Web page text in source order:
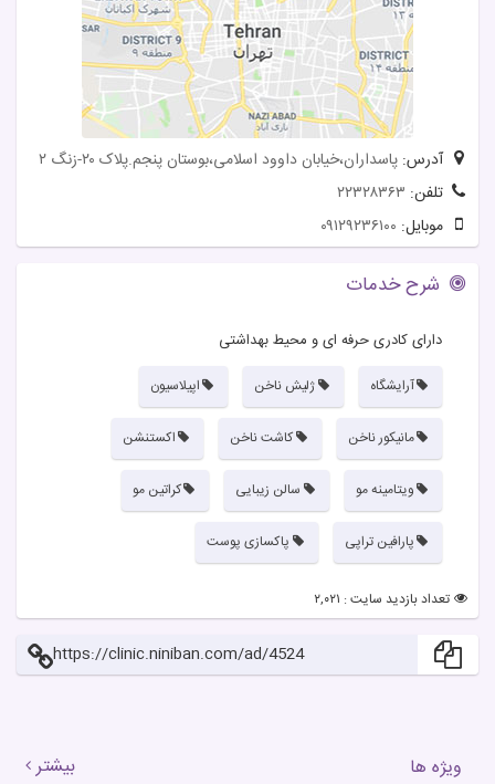
آدرس: پاسداران،خیابان داوود اسلامی،بوستان پنجم.پلاک ۲۰-زنگ ۲
تلفن: ۲۲۳۲۸۳۶۳
موبایل: ۰۹۱۲۹۲۳۶۱۰۰
شرح خدمات
دارای کادری حرفه ای و محیط بهداشتی
آرایشگاه ژلیش ناخن اپیلاسیون
مانیکور ناخن کاشت ناخن اکستنشن
ویتامینه مو سالن زیبایی کراتین مو
پارافین تراپی پاکسازی پوست
تعداد بازدید سایت : ۲,۰۲۱
https://clinic.niniban.com/ad/4524
ویژه ها بیشتر